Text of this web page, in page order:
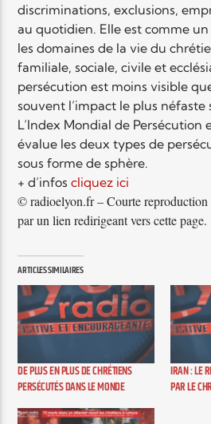
discriminations, exclusions,
au quotidien. Elle est comme
les domaines de la vie du
familiale, sociale, civile et
persécution est moins visible
souvent l’impact le plus
L’Index Mondial de Persécution
évalue les deux types de
sous forme de sphère.
+ d’infoscliquez ici
© radioelyon.fr – Courte reproduction
par un lien redirigeant vers cette page.
ARTICLES SIMILAIRES
DE PLUS EN PLUS DE CHRÉTIENS
PERSÉCUTÉS DANS LE MONDE
IRAN : LE
PAR LE